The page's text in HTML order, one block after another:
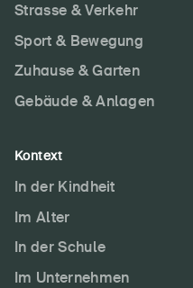
Strasse & Verkehr
Sport & Bewegung
Zuhause & Garten
Gebäude & Anlagen
Kontext
In der Kindheit
Im Alter
In der Schule
Im Unternehmen